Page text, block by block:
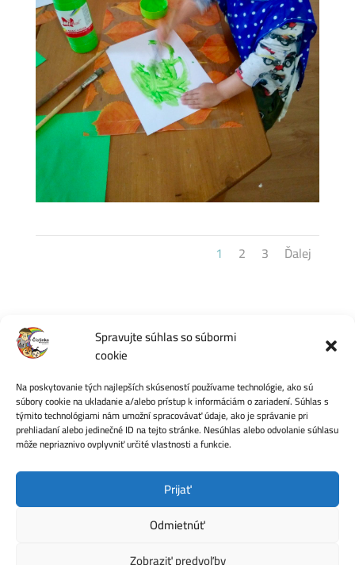
Spravujte súhlas so súbormi
cookie
Na poskytovanie tých najlepších skúseností používame technológie, ako sú
súbory cookie na ukladanie a/alebo prístup k informáciám o zariadení. Súhlas s
týmito technológiami nám umožní spracovávať údaje, ako je správanie pri
prehliadaní alebo jedinečné ID na tejto stránke. Nesúhlas alebo odvolanie súhlasu
môže nepriaznivo ovplyvniť určité vlastnosti a funkcie.
Prijať
Odmietnúť
Zobraziť predvoľby
1 2 3 Ďalej
Počet videní:47
Ochrana osobných údajov